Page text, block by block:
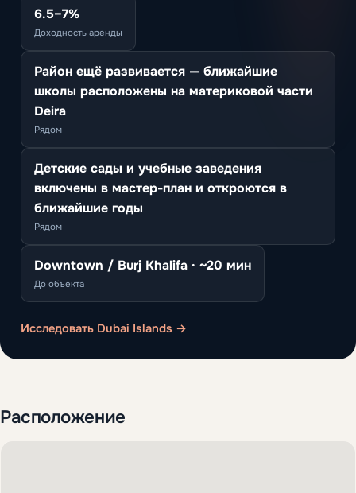
6.5–7%
Доходность аренды
Район ещё развивается — ближайшие
школы расположены на материковой части
Deira
Рядом
Детские сады и учебные заведения
включены в мастер-план и откроются в
ближайшие годы
Рядом
Downtown / Burj Khalifa · ~20 мин
До объекта
Исследовать Dubai Islands →
Расположение